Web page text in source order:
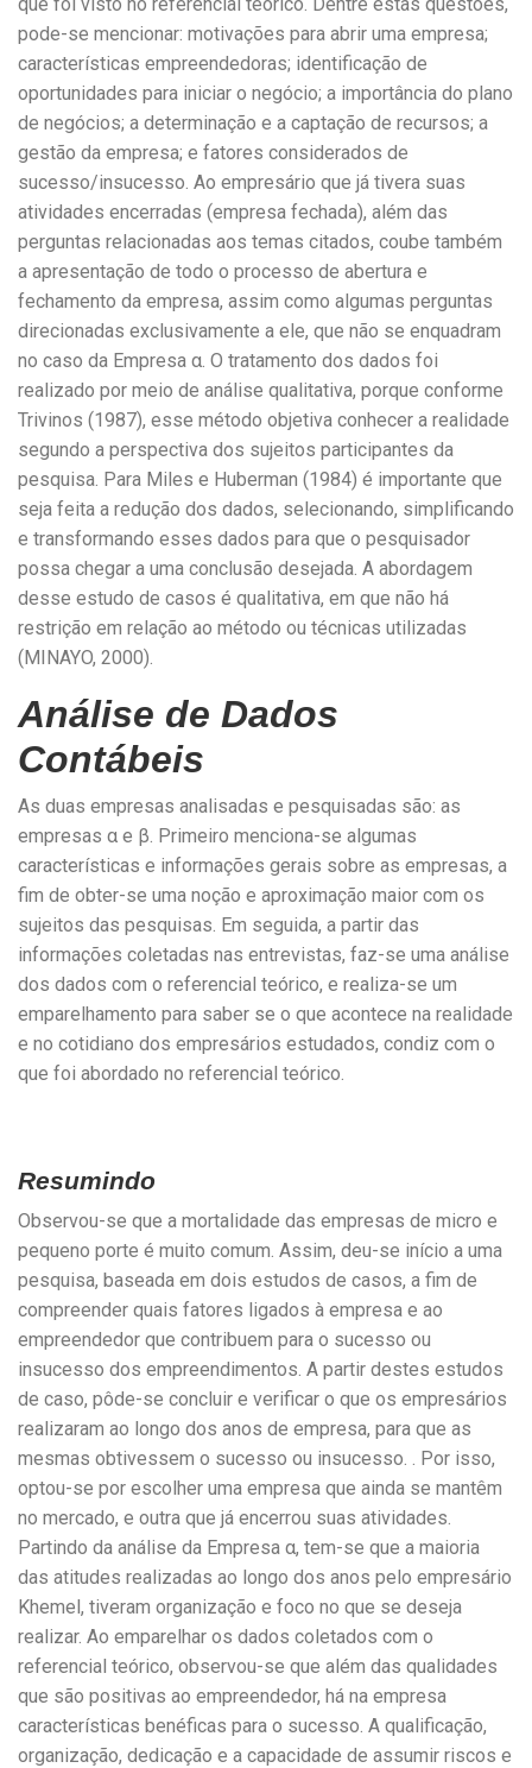
pode-se mencionar: motivações para abrir uma empresa;
características empreendedoras; identificação de
oportunidades para iniciar o negócio; a importância do plano
de negócios; a determinação e a captação de recursos; a
gestão da empresa; e fatores considerados de
sucesso/insucesso. Ao empresário que já tivera suas
atividades encerradas (empresa fechada), além das
perguntas relacionadas aos temas citados, coube também
a apresentação de todo o processo de abertura e
fechamento da empresa, assim como algumas perguntas
direcionadas exclusivamente a ele, que não se enquadram
no caso da Empresa α. O tratamento dos dados foi
realizado por meio de análise qualitativa, porque conforme
Trivinos (1987), esse método objetiva conhecer a realidade
segundo a perspectiva dos sujeitos participantes da
pesquisa. Para Miles e Huberman (1984) é importante que
seja feita a redução dos dados, selecionando, simplificando
e transformando esses dados para que o pesquisador
possa chegar a uma conclusão desejada. A abordagem
desse estudo de casos é qualitativa, em que não há
restrição em relação ao método ou técnicas utilizadas
(MINAYO, 2000).
Análise de Dados
Contábeis
As duas empresas analisadas e pesquisadas são: as
empresas α e β. Primeiro menciona-se algumas
características e informações gerais sobre as empresas, a
fim de obter-se uma noção e aproximação maior com os
sujeitos das pesquisas. Em seguida, a partir das
informações coletadas nas entrevistas, faz-se uma análise
dos dados com o referencial teórico, e realiza-se um
emparelhamento para saber se o que acontece na realidade
e no cotidiano dos empresários estudados, condiz com o
que foi abordado no referencial teórico.
Resumindo
Observou-se que a mortalidade das empresas de micro e
pequeno porte é muito comum. Assim, deu-se início a uma
pesquisa, baseada em dois estudos de casos, a fim de
compreender quais fatores ligados à empresa e ao
empreendedor que contribuem para o sucesso ou
insucesso dos empreendimentos. A partir destes estudos
de caso, pôde-se concluir e verificar o que os empresários
realizaram ao longo dos anos de empresa, para que as
mesmas obtivessem o sucesso ou insucesso. . Por isso,
optou-se por escolher uma empresa que ainda se mantêm
no mercado, e outra que já encerrou suas atividades.
Partindo da análise da Empresa α, tem-se que a maioria
das atitudes realizadas ao longo dos anos pelo empresário
Khemel, tiveram organização e foco no que se deseja
realizar. Ao emparelhar os dados coletados com o
referencial teórico, observou-se que além das qualidades
que são positivas ao empreendedor, há na empresa
características benéficas para o sucesso. A qualificação,
organização, dedicação e a capacidade de assumir riscos e